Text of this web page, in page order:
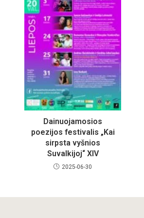
Dainuojamosios
poezijos festivalis „Kai
sirpsta vyšnios
Suvalkijoj“ XIV
2025-06-30